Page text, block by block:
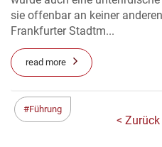
sie offenbar an keiner
Frankfurter Stadtm...
read more
Führung
< Zurück